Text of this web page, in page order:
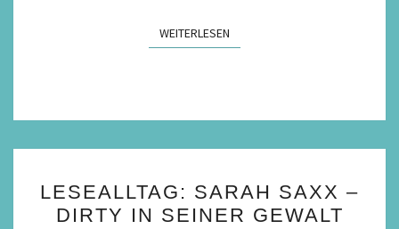
WEITERLESENWEITERLESEN
SARAH
SAXX
LESEALLTAG: SARAH SAXX –
DIRTY IN SEINER GEWALT